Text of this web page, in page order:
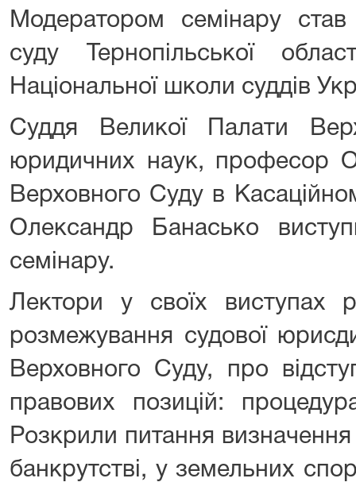
Модератором семінару став
суду Тернопільської
Національної школи суддів
Суддя Великої Палати
юридичних наук, професор
Верховного Суду в
Олександр Банасько
семінару.
Лектори у своїх виступах
розмежування судової
Верховного Суду, про
правових позицій:
Розкрили питання визначення
банкрутстві, у земельних